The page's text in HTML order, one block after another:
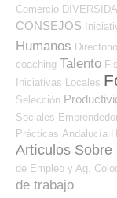
Comercio
CONSEJOS
Humanos
coaching Talento
Iniciativas Locales
Selección
Sociales
Prácticas Andalucía
Artículos Sobre
de Empleo y Ag.
de trabajo